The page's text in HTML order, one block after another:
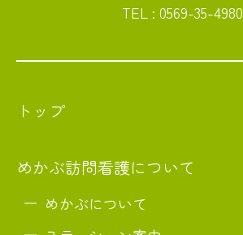
TEL : 0569-35-4980
トップ
めかぶ訪問看護について
めかぶについて